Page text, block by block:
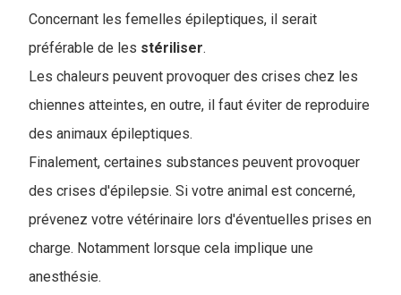
Concernant les femelles épileptiques, il serait
préférable de les stériliser.
Les chaleurs peuvent provoquer des crises chez les
chiennes atteintes, en outre, il faut éviter de reproduire
des animaux épileptiques.
Finalement, certaines substances peuvent provoquer
des crises d'épilepsie. Si votre animal est concerné,
prévenez votre vétérinaire lors d'éventuelles prises en
charge. Notamment lorsque cela implique une
anesthésie.